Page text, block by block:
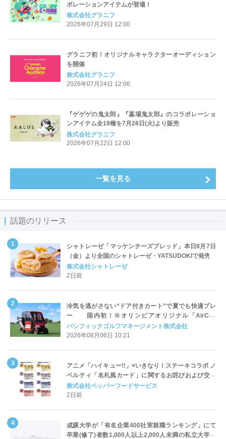
ボレーションアイテムが登場！
株式会社グラニフ
2026年07月29日 12:00
グラニフ初！オリジナルキャラクターオーディション
を開催
株式会社グラニフ
2026年07月24日 12:06
『ゲゲゲの鬼太郎』『墓場鬼太郎』のコラボレーショ
ンアイテム全19種を7月28日(火)より販売
株式会社グラニフ
2026年07月22日 12:00
一覧を見る
話題のリリース
シャトレーゼ「マッケンチーズブレッド」本日8月7日
（金）より全国のシャトレーゼ・YATSUDOKIで発売
株式会社シャトレーゼ
2日前
冷気を逃がさない“ドア付きカート”で夏でも快適プレ
ー 国内初！※オリンピアオリジナル「AirCon
Cart（エアコンカート）」導入 | ＰＧＭ
パシフィックゴルフマネージメント株式会社
2026年08月06日 10:21
アニメ「ハイキュー!!」×いきなり！ステーキコラボ ノ
ベルティ「名札風カード」に関するお詫びおよび交換
対応についてのご案内
株式会社ペッパーフードサービス
2日前
成蹊大学が「有名企業400社実就職ランキング」にて
卒業(修了)者数1,000人以上2,000人未満の私立大学で